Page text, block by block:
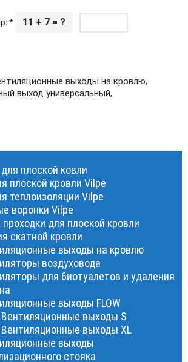
* 11 + 7 = ?
выходы на кровлю,
выход универсальный,
плоской ковли
плоской кровли Vilpe
теплоизоляции Vilpe
воронки Vilpe
для плоской кровли
скатной кровли
выходы на кровлю
воздуховода
для биотуалетов и удаления
выходы FLOW
Вентиляционные выходы S
Вентиляционные выходы XL
выходы
стояка